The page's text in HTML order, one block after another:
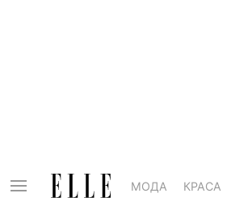
МОДА КРАСА